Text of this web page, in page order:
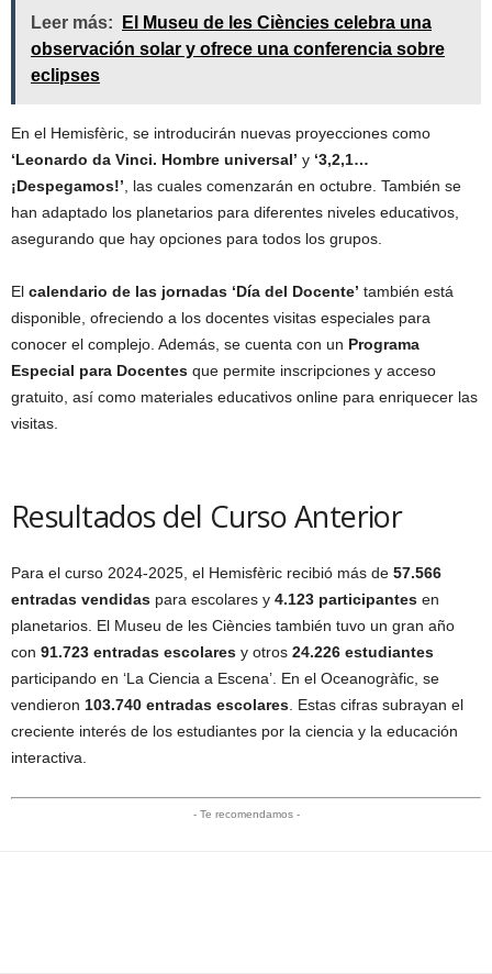
Leer más:
El Museu de les Ciències celebra una
observación solar y ofrece una conferencia sobre
eclipses
En el Hemisfèric, se introducirán nuevas proyecciones como
‘Leonardo da Vinci. Hombre universal’ y ‘3,2,1…
¡Despegamos!’, las cuales comenzarán en octubre. También se
han adaptado los planetarios para diferentes niveles educativos,
asegurando que hay opciones para todos los grupos.
El calendario de las jornadas ‘Día del Docente’ también está
disponible, ofreciendo a los docentes visitas especiales para
conocer el complejo. Además, se cuenta con un Programa
Especial para Docentes que permite inscripciones y acceso
gratuito, así como materiales educativos online para enriquecer las
visitas.
Resultados del Curso Anterior
Para el curso 2024-2025, el Hemisfèric recibió más de 57.566
entradas vendidas para escolares y 4.123 participantes en
planetarios. El Museu de les Ciències también tuvo un gran año
con 91.723 entradas escolares y otros 24.226 estudiantes
participando en ‘La Ciencia a Escena’. En el Oceanogràfic, se
vendieron 103.740 entradas escolares. Estas cifras subrayan el
creciente interés de los estudiantes por la ciencia y la educación
interactiva.
- Te recomendamos -